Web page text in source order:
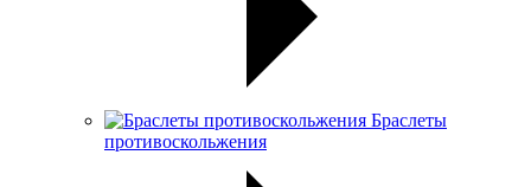
Браслеты
противоскольжения